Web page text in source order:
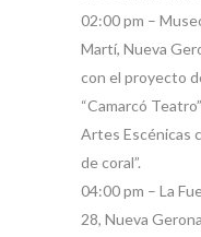
02:00 pm –
Martí, Nueva
con el proyecto
“Camarcó
Artes Escénicas
de coral”.
04:00 pm – La
28, Nueva